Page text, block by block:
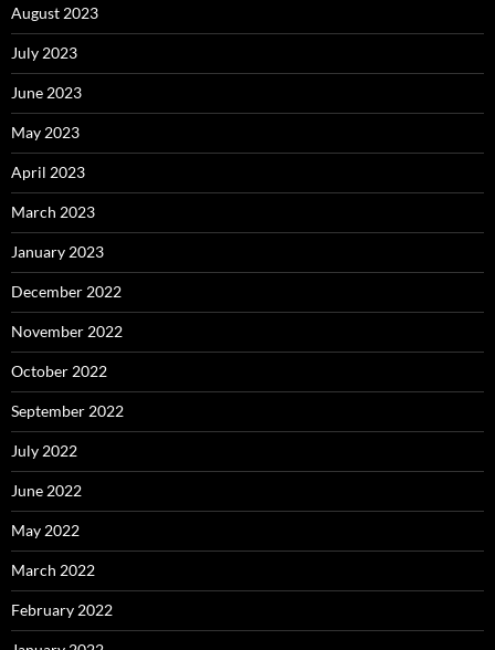
August 2023
July 2023
June 2023
May 2023
April 2023
March 2023
January 2023
December 2022
November 2022
October 2022
September 2022
July 2022
June 2022
May 2022
March 2022
February 2022